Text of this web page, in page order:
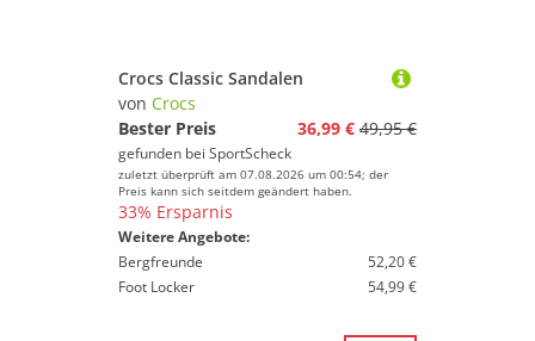
Crocs Classic Sandalen
von Crocs
Bester Preis
36,99 € 49,95 €
gefunden bei SportScheck
zuletzt überprüft am 07.08.2026 um 00:54; der
Preis kann sich seitdem geändert haben.
33% Ersparnis
Weitere Angebote:
Bergfreunde
52,20 €
Foot Locker
54,99 €